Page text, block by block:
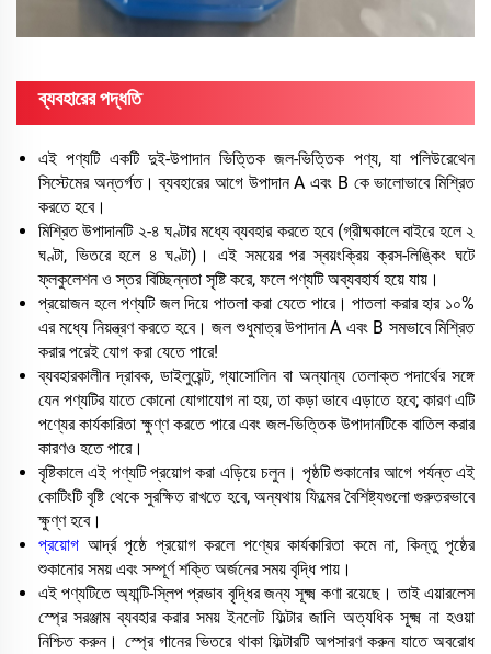
ব্যবহারের পদ্ধতি
এই পণ্যটি একটি দুই-উপাদান ভিত্তিক জল-ভিত্তিক পণ্য, যা পলিউরেথেন
সিস্টেমের অন্তর্গত। ব্যবহারের আগে উপাদান A এবং B কে ভালোভাবে মিশ্রিত
করতে হবে।
মিশ্রিত উপাদানটি ২-৪ ঘণ্টার মধ্যে ব্যবহার করতে হবে (গ্রীষ্মকালে বাইরে হলে ২
ঘণ্টা, ভিতরে হলে ৪ ঘণ্টা)। এই সময়ের পর স্বয়ংক্রিয় ক্রস-লিঙ্কিং ঘটে
ফ্লকুলেশন ও স্তর বিচ্ছিন্নতা সৃষ্টি করে, ফলে পণ্যটি অব্যবহার্য হয়ে যায়।
প্রয়োজন হলে পণ্যটি জল দিয়ে পাতলা করা যেতে পারে। পাতলা করার হার ১০%
এর মধ্যে নিয়ন্ত্রণ করতে হবে। জল শুধুমাত্র উপাদান A এবং B সমভাবে মিশ্রিত
করার পরেই যোগ করা যেতে পারে!
ব্যবহারকালীন দ্রাবক, ডাইলুয়েন্ট, গ্যাসোলিন বা অন্যান্য তেলাক্ত পদার্থের সঙ্গে
যেন পণ্যটির যাতে কোনো যোগাযোগ না হয়, তা কড়া ভাবে এড়াতে হবে; কারণ এটি
পণ্যের কার্যকারিতা ক্ষুণ্ণ করতে পারে এবং জল-ভিত্তিক উপাদানটিকে বাতিল করার
কারণও হতে পারে।
বৃষ্টিকালে এই পণ্যটি প্রয়োগ করা এড়িয়ে চলুন। পৃষ্ঠটি শুকানোর আগে পর্যন্ত এই
কোটিংটি বৃষ্টি থেকে সুরক্ষিত রাখতে হবে, অন্যথায় ফিল্মের বৈশিষ্ট্যগুলো গুরুতরভাবে
ক্ষুণ্ণ হবে।
প্রয়োগ আর্দ্র পৃষ্ঠে প্রয়োগ করলে পণ্যের কার্যকারিতা কমে না, কিন্তু পৃষ্ঠের
শুকানোর সময় এবং সম্পূর্ণ শক্তি অর্জনের সময় বৃদ্ধি পায়।
এই পণ্যটিতে অ্যান্টি-স্লিপ প্রভাব বৃদ্ধির জন্য সূক্ষ্ম কণা রয়েছে। তাই এয়ারলেস
স্প্রে সরঞ্জাম ব্যবহার করার সময় ইনলেট ফিল্টার জালি অত্যধিক সূক্ষ্ম না হওয়া
নিশ্চিত করুন। স্প্রে গানের ভিতরে থাকা ফিল্টারটি অপসারণ করুন যাতে অবরোধ